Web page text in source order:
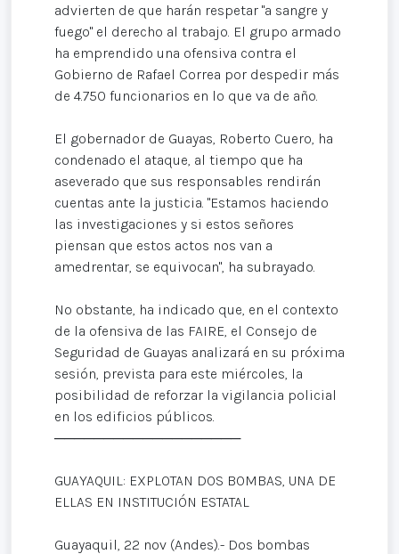
advierten de que harán respetar "a sangre y
fuego" el derecho al trabajo. El grupo armado
ha emprendido una ofensiva contra el
Gobierno de Rafael Correa por despedir más
de 4.750 funcionarios en lo que va de año.
El gobernador de Guayas, Roberto Cuero, ha
condenado el ataque, al tiempo que ha
aseverado que sus responsables rendirán
cuentas ante la justicia. "Estamos haciendo
las investigaciones y si estos señores
piensan que estos actos nos van a
amedrentar, se equivocan", ha subrayado.
No obstante, ha indicado que, en el contexto
de la ofensiva de las FAIRE, el Consejo de
Seguridad de Guayas analizará en su próxima
sesión, prevista para este miércoles, la
posibilidad de reforzar la vigilancia policial
en los edificios públicos.
───────────────────
GUAYAQUIL: EXPLOTAN DOS BOMBAS, UNA DE
ELLAS EN INSTITUCIÓN ESTATAL
Guayaquil, 22 nov (Andes).- Dos bombas